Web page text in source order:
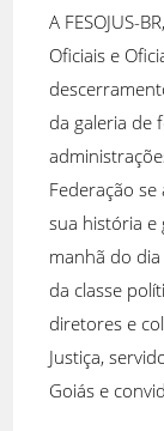
A FESOJUS-
Oficiais e
da galeria de
Federação
sua história e
manhã do
da classe
diretores e
Justiça,
Goiás e